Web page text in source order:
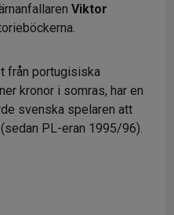
Viktor
från portugisiska
kronor i somras, har en
svenska spelaren att
PL-eran 1995/96).